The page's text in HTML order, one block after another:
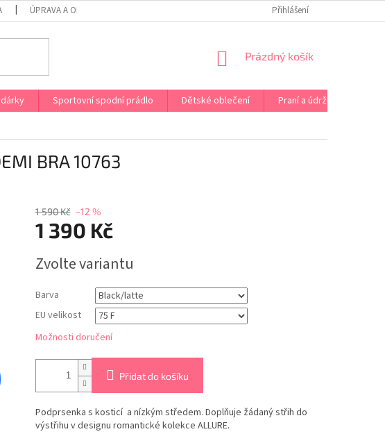
ÚPRAVA A OPRAVA PRÁDLA NA MÍRU DOPRAVA A PLATBA ČR A EU
Přihlášení
NÁKUPNÍ
Prázdný košík
Sportovní spodní prádlo Dětské oblečení Praní a údržba
BRA 10763
1 590 Kč –12 %
1 390 Kč
cena:
Zvolte variantu
Barva
EU velikost
Možnosti doručení
Přidat do košíku
Podprsenka s kosticí a nízkým středem. Doplňuje žádaný střih do
výstřihu v designu romantické kolekce ALLURE.